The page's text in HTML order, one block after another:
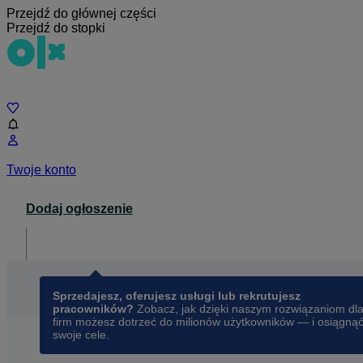
Przejdź do głównej części
Przejdź do stopki
Twoje konto
Dodaj ogłoszenie
Sprzedajesz, oferujesz usługi lub rekrutujesz
pracowników? Zobacz, jak dzięki naszym rozwiązaniom dla
firm możesz dotrzeć do milionów użytkowników — i osiągnąć
swoje cele.